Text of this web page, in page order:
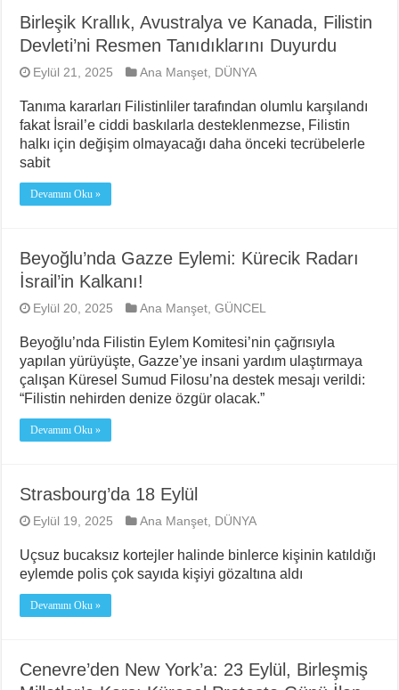
Birleşik Krallık, Avustralya ve Kanada, Filistin
Devleti’ni Resmen Tanıdıklarını Duyurdu
Eylül 21, 2025 Ana Manşet, DÜNYA
Tanıma kararları Filistinliler tarafından olumlu karşılandı
fakat İsrail’e ciddi baskılarla desteklenmezse, Filistin
halkı için değişim olmayacağı daha önceki tecrübelerle
sabit
Devamını Oku »
Beyoğlu’nda Gazze Eylemi: Kürecik Radarı
İsrail’in Kalkanı!
Eylül 20, 2025 Ana Manşet,GÜNCEL
Beyoğlu’nda Filistin Eylem Komitesi’nin çağrısıyla
yapılan yürüyüşte, Gazze’ye insani yardım ulaştırmaya
çalışan Küresel Sumud Filosu’na destek mesajı verildi:
“Filistin nehirden denize özgür olacak.”
Devamını Oku »
Strasbourg’da 18 Eylül
Eylül 19, 2025 Ana Manşet, DÜNYA
Uçsuz bucaksız kortejler halinde binlerce kişinin katıldığı
eylemde polis çok sayıda kişiyi gözaltına aldı
Devamını Oku »
Cenevre’den New York’a: 23 Eylül, Birleşmiş